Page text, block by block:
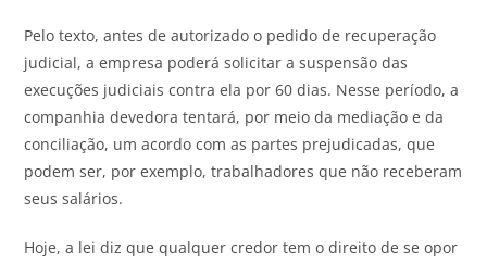
Pelo texto, antes de autorizado o pedido de recuperação
judicial, a empresa poderá solicitar a suspensão das
execuções judiciais contra ela por 60 dias. Nesse período, a
companhia devedora tentará, por meio da mediação e da
conciliação, um acordo com as partes prejudicadas, que
podem ser, por exemplo, trabalhadores que não receberam
seus salários.
Hoje, a lei diz que qualquer credor tem o direito de se opor